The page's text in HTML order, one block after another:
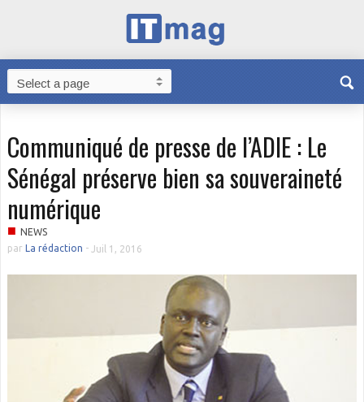
Communiqué de presse de l’ADIE : Le
Sénégal préserve bien sa souveraineté
numérique
■ NEWS
par La rédaction - Juil 1, 2016